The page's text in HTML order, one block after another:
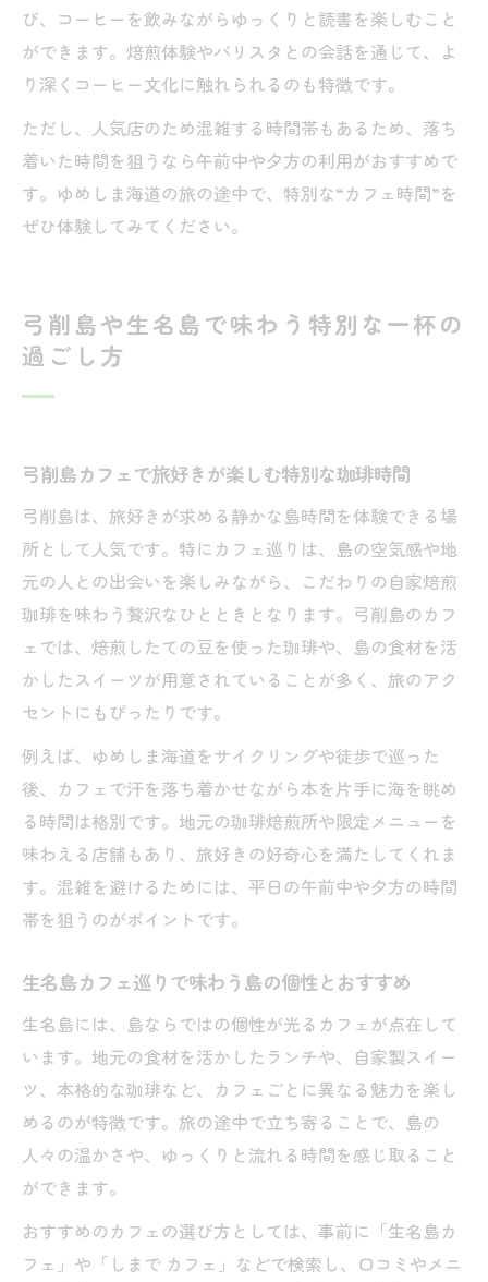
び、コーヒーを飲みながらゆっくりと読書を楽しむこと
ができます。焙煎体験やバリスタとの会話を通じて、よ
り深くコーヒー文化に触れられるのも特徴です。
ただし、人気店のため混雑する時間帯もあるため、落ち
着いた時間を狙うなら午前中や夕方の利用がおすすめで
す。ゆめしま海道の旅の途中で、特別な“カフェ時間”を
ぜひ体験してみてください。
弓削島や生名島で味わう特別な一杯の
過ごし方
弓削島カフェで旅好きが楽しむ特別な珈琲時間
弓削島は、旅好きが求める静かな島時間を体験できる場
所として人気です。特にカフェ巡りは、島の空気感や地
元の人との出会いを楽しみながら、こだわりの自家焙煎
珈琲を味わう贅沢なひとときとなります。弓削島のカフ
ェでは、焙煎したての豆を使った珈琲や、島の食材を活
かしたスイーツが用意されていることが多く、旅のアク
セントにもぴったりです。
例えば、ゆめしま海道をサイクリングや徒歩で巡った
後、カフェで汗を落ち着かせながら本を片手に海を眺め
る時間は格別です。地元の珈琲焙煎所や限定メニューを
味わえる店舗もあり、旅好きの好奇心を満たしてくれま
す。混雑を避けるためには、平日の午前中や夕方の時間
帯を狙うのがポイントです。
生名島カフェ巡りで味わう島の個性とおすすめ
生名島には、島ならではの個性が光るカフェが点在して
います。地元の食材を活かしたランチや、自家製スイー
ツ、本格的な珈琲など、カフェごとに異なる魅力を楽し
めるのが特徴です。旅の途中で立ち寄ることで、島の
人々の温かさや、ゆっくりと流れる時間を感じ取ること
ができます。
おすすめのカフェの選び方としては、事前に「生名島カ
フェ」や「しまで カフェ」などで検索し、口コミやメニ